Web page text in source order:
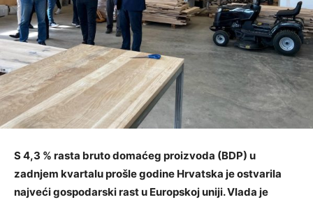
S 4,3 % rasta bruto domaćeg proizvoda (BDP) u
zadnjem kvartalu prošle godine Hrvatska je ostvarila
najveći gospodarski rast u Europskoj uniji. Vlada je